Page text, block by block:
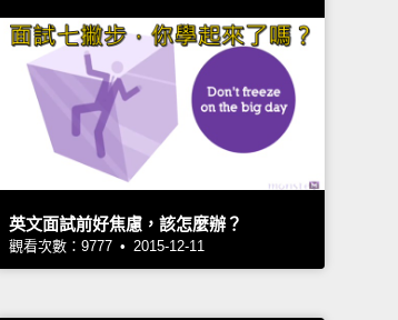
英文面試前好焦慮，該怎麼辦？
觀看次數：9777 • 2015-12-11